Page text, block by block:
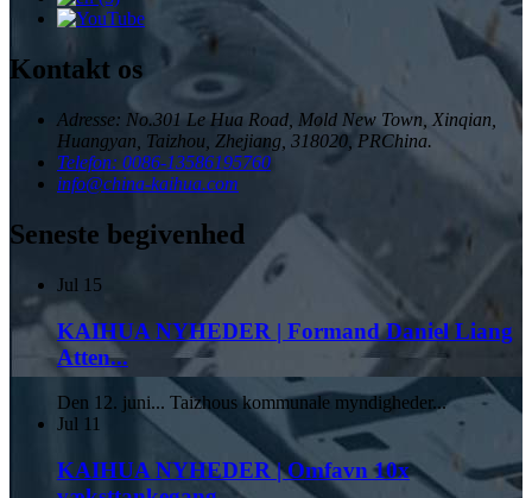
Kontakt os
Adresse: No.301 Le Hua Road, Mold New Town, Xinqian,
Huangyan, Taizhou, Zhejiang, 318020, PRChina.
Telefon: 0086-13586195760
info@china-kaihua.com
Seneste begivenhed
Jul 15
KAIHUA NYHEDER | Formand Daniel Liang
Atten...
Den 12. juni... Taizhous kommunale myndigheder...
Jul 11
KAIHUA NYHEDER | Omfavn 10x